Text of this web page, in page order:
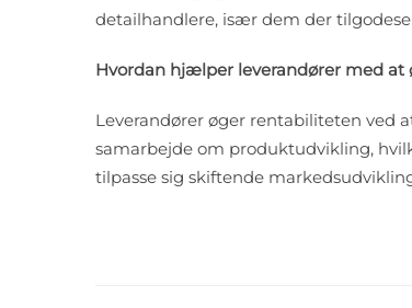
detailhandlere, især dem der
Hvordan hjælper leverandører med at
Leverandører øger rentabiliteten ved
samarbejde om produktudvikling,
tilpasse sig skiftende